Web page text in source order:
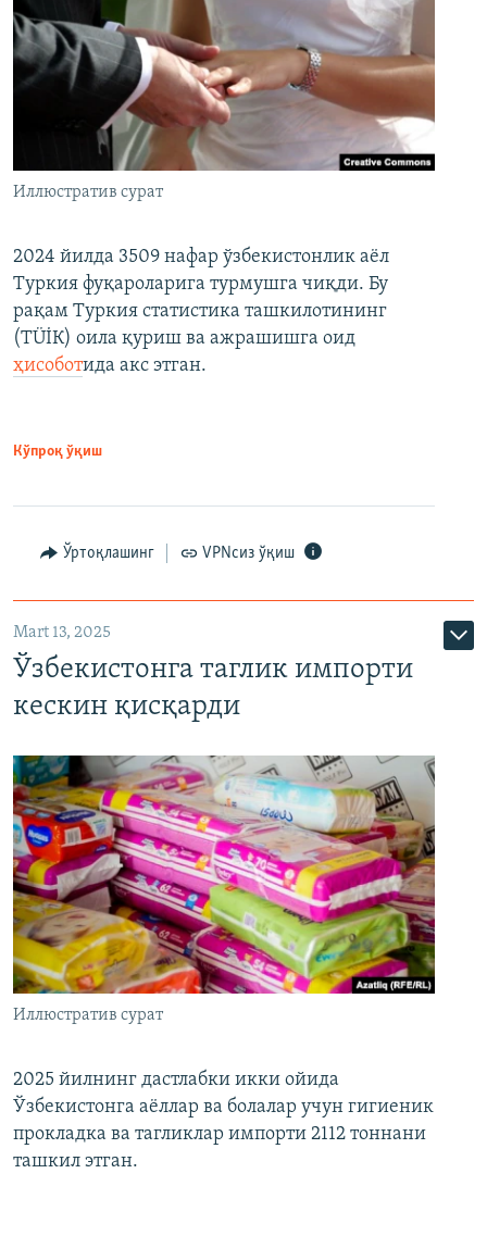
Иллюстратив сурат
2024 йилда 3509 нафар ўзбекистонлик аёл
Туркия фуқароларига турмушга чиқди. Бу
рақам Туркия статистика ташкилотининг
(ТÜİК) оила қуриш ва ажрашишга оид
ҳисоботида акс этган.
Кўпроқ ўқиш
Ўртоқлашинг VPNсиз ўқиш
Mart 13, 2025
Ўзбекистонга таглик импорти
кескин қисқарди
Иллюстратив сурат
2025 йилнинг дастлабки икки ойида
Ўзбекистонга аёллар ва болалар учун гигиеник
прокладка ва тагликлар импорти 2112 тоннани
ташкил этган.